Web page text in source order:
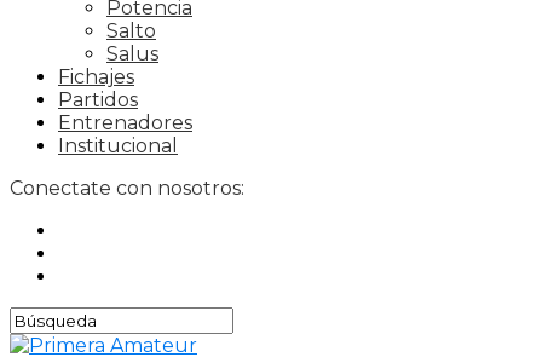
Potencia
Salto
Salus
Fichajes
Partidos
Entrenadores
Institucional
Conectate con nosotros: